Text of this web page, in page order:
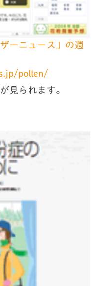
ーニュース」の週
pollen/
見られます。